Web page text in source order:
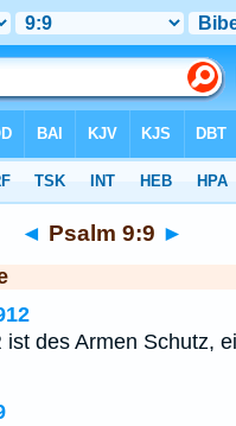
◄ Psalm 9:9 ►
ist des Armen Schutz,